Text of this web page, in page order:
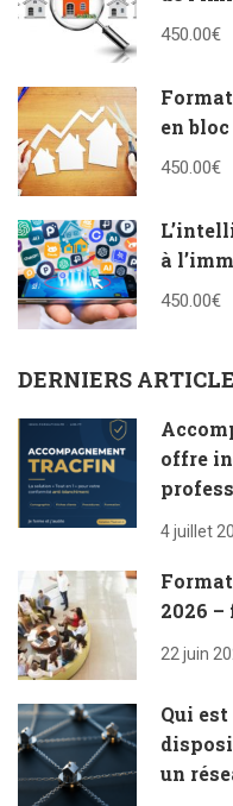
450.00€
en
450.00€
à
450.00€
DERNIERS
offre
4 juillet
2026
22 juin
Qui
un